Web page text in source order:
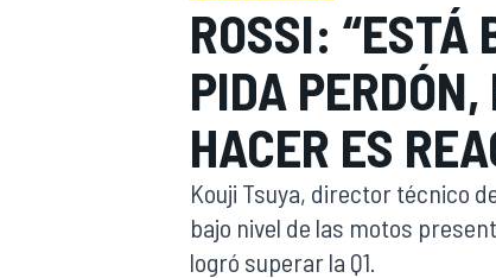
WEC
ROSSI: “ESTÁ
PIDA PERDÓN,
HACER ES
Kouji Tsuya, director técnico
bajo nivel de las motos
logró superar la Q1.